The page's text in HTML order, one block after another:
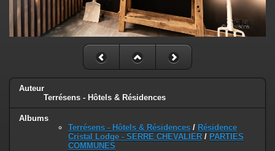
Auteur
Terrésens - Hôtels & Résidences
Albums
Terrésens - Hôtels & Résidences / Résidence
Cristal Lodge - SERRE CHEVALIER / PARTIES
COMMUNES